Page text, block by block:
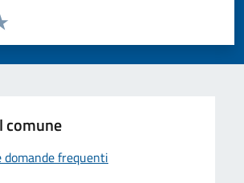
pagina
5 stelle su 5
4 stelle su 5
su 5
su 5
comune
domande frequenti